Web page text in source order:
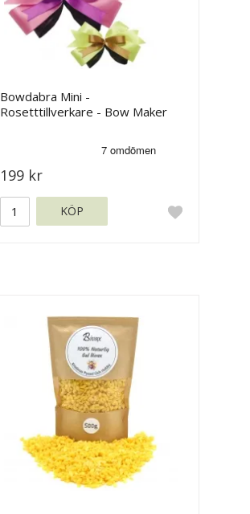
Bowdabra Mini -
Rosetttillverkare - Bow Maker
199 kr
KÖP